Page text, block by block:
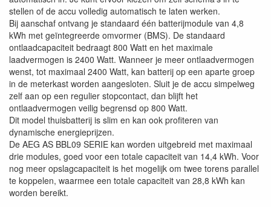
stellen of de accu volledig automatisch te laten werken.
Bij aanschaf ontvang je standaard één batterijmodule van 4,8
kWh met geïntegreerde omvormer (BMS). De standaard
ontlaadcapaciteit bedraagt 800 Watt en het maximale
laadvermogen is 2400 Watt. Wanneer je meer ontlaadvermogen
wenst, tot maximaal 2400 Watt, kan batterij op een aparte groep
in de meterkast worden aangesloten. Sluit je de accu simpelweg
zelf aan op een regulier stopcontact, dan blijft het
ontlaadvermogen veilig begrensd op 800 Watt.
Dit model thuisbatterij is slim en kan ook profiteren van
dynamische energieprijzen.
De AEG AS BBL09 SERIE kan worden uitgebreid met maximaal
drie modules, goed voor een totale capaciteit van 14,4 kWh. Voor
nog meer opslagcapaciteit is het mogelijk om twee torens parallel
te koppelen, waarmee een totale capaciteit van 28,8 kWh kan
worden bereikt.